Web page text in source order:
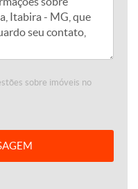
sobre imóveis no